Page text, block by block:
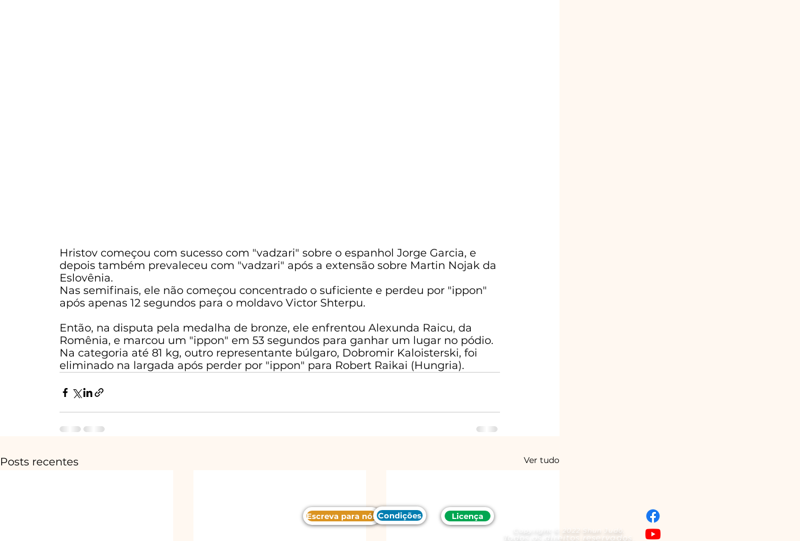
Hristov começou com sucesso com "vadzari" sobre o espanhol Jorge Garcia, e
depois também prevaleceu com "vadzari" após a extensão sobre Martin Nojak da
Eslovênia.
Nas semifinais, ele não começou concentrado o suficiente e perdeu por "ippon"
após apenas 12 segundos para o moldavo Victor Shterpu.
Então, na disputa pela medalha de bronze, ele enfrentou Alexunda Raicu, da
Romênia, e marcou um "ippon" em 53 segundos para ganhar um lugar no pódio.
Na categoria até 81 kg, outro representante búlgaro, Dobromir Kaloisterski, foi
eliminado na largada após perder por "ippon" para Robert Raikai (Hungria).
Posts recentes Ver tudo
Escreva para nós Condições Licença
Copyright © 2022 Shun Judô.
Todos os direitos reservados.